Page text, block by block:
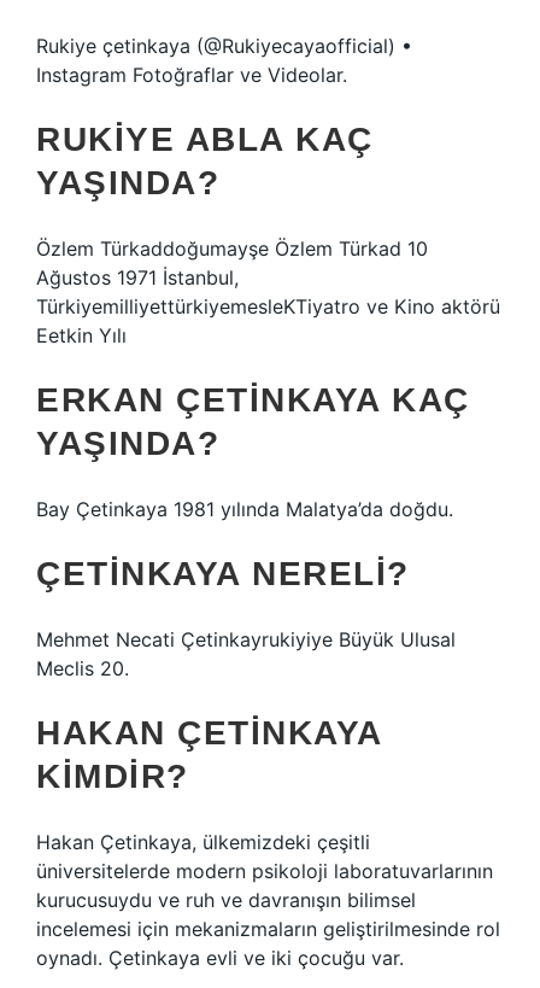
Rukiye çetinkaya (@Rukiyecayaofficial) •
Instagram Fotoğraflar ve Videolar.
RUKIYE ABLA KAÇ
YAŞINDA?
Özlem Türkaddoğumayşe Özlem Türkad 10
Ağustos 1971 İstanbul,
TürkiyemilliyettürkiyemesleKTiyatro ve Kino aktörü
Eetkin Yılı
ERKAN ÇETINKAYA KAÇ
YAŞINDA?
Bay Çetinkaya 1981 yılında Malatya’da doğdu.
ÇETINKAYA NERELI?
Mehmet Necati Çetinkayrukiyiye Büyük Ulusal
Meclis 20.
HAKAN ÇETINKAYA
KIMDIR?
Hakan Çetinkaya, ülkemizdeki çeşitli
üniversitelerde modern psikoloji laboratuvarlarının
kurucusuydu ve ruh ve davranışın bilimsel
incelemesi için mekanizmaların geliştirilmesinde rol
oynadı. Çetinkaya evli ve iki çocuğu var.